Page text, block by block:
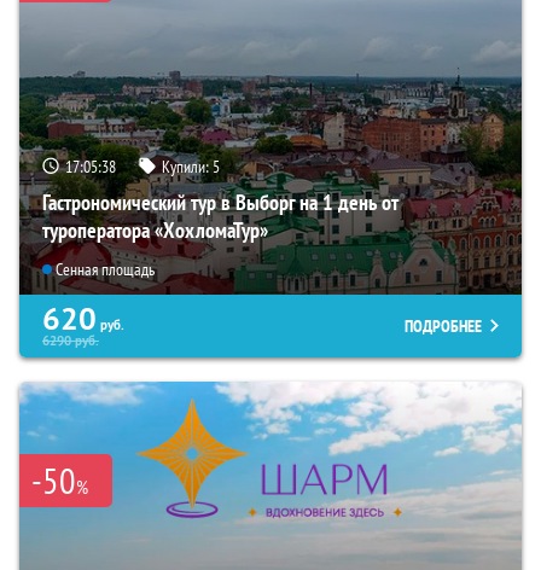
17:05:36 Купили:5
Гастрономический тур в Выборг на 1 день от
туроператора «ХохломаТур»
Сенная площадь
620 руб.
6290руб.
ПОДРОБНЕЕ
-50%